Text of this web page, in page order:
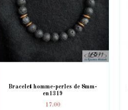
Bracelet homme-perles de 8mm-
en1319
17.00